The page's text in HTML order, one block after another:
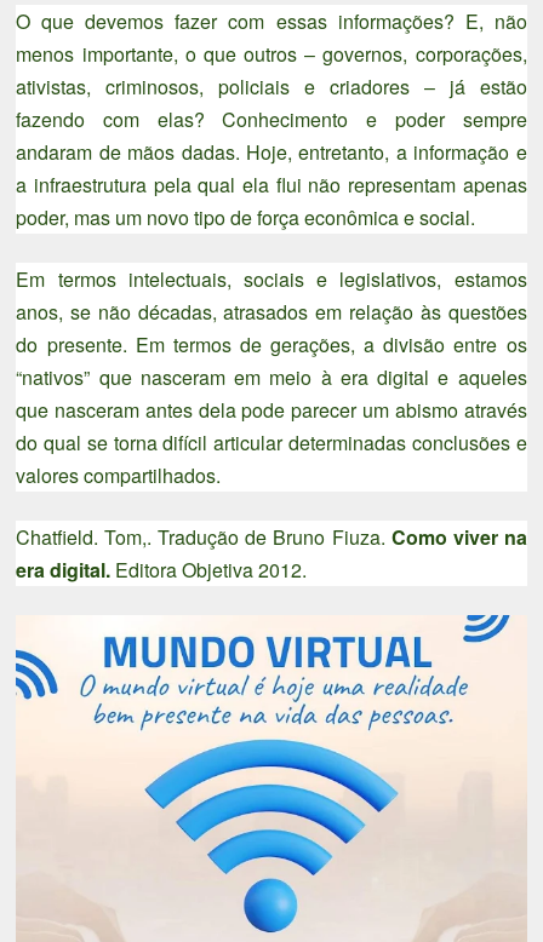
O que devemos fazer com essas informações? E, não
menos importante, o que outros – governos, corporações,
ativistas, criminosos, policiais e criadores – já estão
fazendo com elas? Conhecimento e poder sempre
andaram de mãos dadas. Hoje, entretanto, a informação e
a infraestrutura pela qual ela flui não representam apenas
poder, mas um novo tipo de força econômica e social.
Em termos intelectuais, sociais e legislativos, estamos
anos, se não décadas, atrasados em relação às questões
do presente. Em termos de gerações, a divisão entre os
“nativos” que nasceram em meio à era digital e aqueles
que nasceram antes dela pode parecer um abismo através
do qual se torna difícil articular determinadas conclusões e
valores compartilhados.
Chatfield. Tom,. Tradução de Bruno Fiuza. Como viver na
era digital. Editora Objetiva 2012.